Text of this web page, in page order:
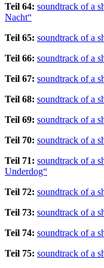
Teil 64: soundtrack of a
Nacht“
Teil 65: soundtrack of a
Teil 66: soundtrack of a
Teil 67: soundtrack of a
Teil 68: soundtrack of a
Teil 69: soundtrack of a
Teil 70: soundtrack of a
Teil 71: soundtrack of a
Underdog“
Teil 72: soundtrack of a
Teil 73: soundtrack of a
Teil 74: soundtrack of a
Teil 75: soundtrack of a